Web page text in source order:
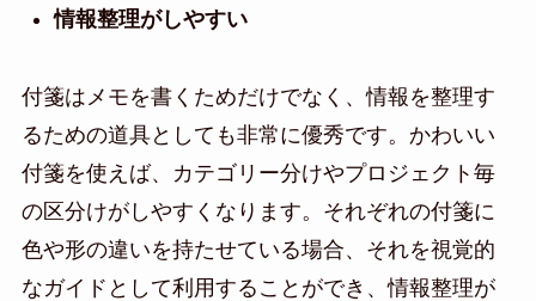
情報整理がしやすい
付箋はメモを書くためだけでなく、情報を整理す
るための道具としても非常に優秀です。かわいい
付箋を使えば、カテゴリー分けやプロジェクト毎
の区分けがしやすくなります。それぞれの付箋に
色や形の違いを持たせている場合、それを視覚的
なガイドとして利用することができ、情報整理が